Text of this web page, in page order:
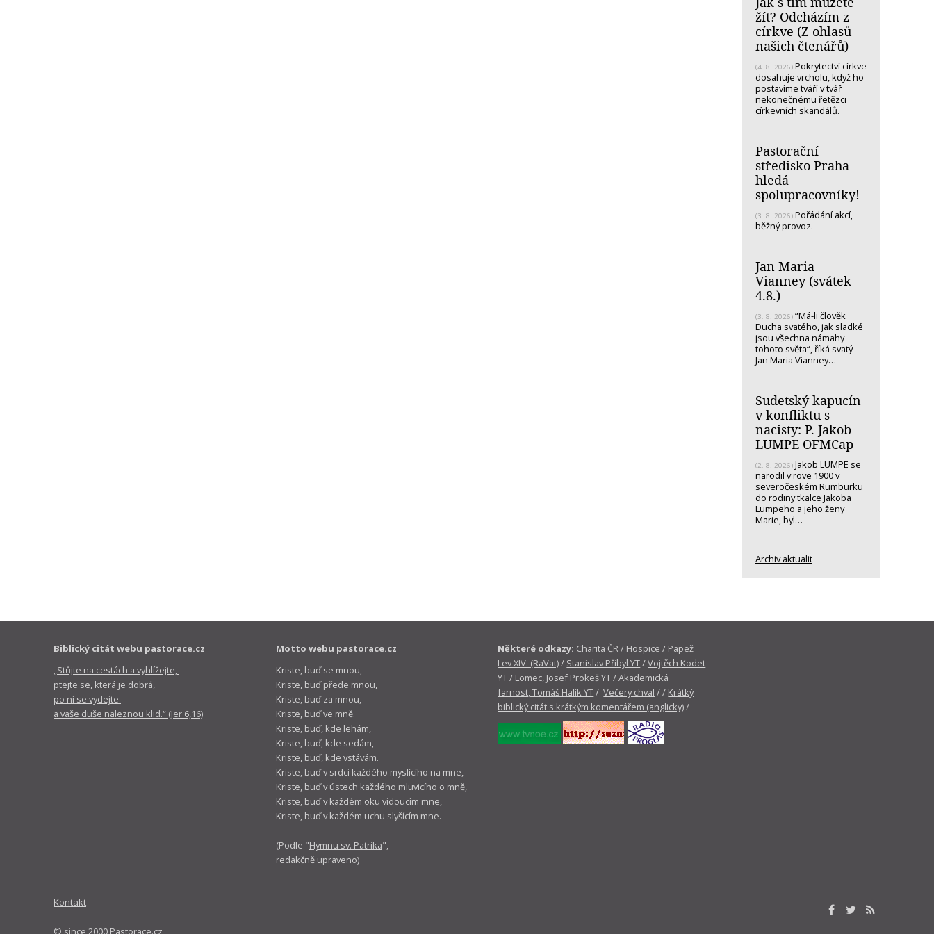
žít? Odcházím z
církve (Z ohlasů
našich čtenářů)
(4. 8. 2026) Pokrytectví církve
dosahuje vrcholu, když ho
postavíme tváří v tvář
nekonečnému řetězci
církevních skandálů.
Pastorační
středisko Praha
hledá
spolupracovníky!
(3. 8. 2026) Pořádání akcí,
běžný provoz.
Jan Maria
Vianney (svátek
4.8.)
(3. 8. 2026) “Má-li člověk
Ducha svatého, jak sladké
jsou všechna námahy
tohoto světa“, říká svatý
Jan Maria Vianney…
Sudetský kapucín
v konfliktu s
nacisty: P. Jakob
LUMPE OFMCap
(2. 8. 2026) Jakob LUMPE se
narodil v rove 1900 v
severočeském Rumburku
do rodiny tkalce Jakoba
Lumpeho a jeho ženy
Marie, byl…
Archiv aktualit
Biblický citát webu pastorace.cz
„Stůjte na cestách a vyhlížejte,
ptejte se, která je dobrá,
po ní se vydejte
a vaše duše naleznou klid.“ (Jer 6,16)
Motto webu pastorace.cz
Kriste, buď se mnou,
Kriste, buď přede mnou,
Kriste, buď za mnou,
Kriste, buď ve mně.
Kriste, buď, kde lehám,
Kriste, buď, kde sedám,
Kriste, buď, kde vstávám.
Kriste, buď v srdci každého myslícího na mne,
Kriste, buď v ústech každého mluvicího o mně,
Kriste, buď v každém oku vidoucím mne,
Kriste, buď v každém uchu slyšícím mne.
(Podle "Hymnu sv. Patrika",
redakčně upraveno)
Některé odkazy: Charita ČR / Hospice / Papež
Lev XIV. (RaVat)/ Stanislav Přibyl YT/Vojtěch Kodet
YT/ Lomec, Josef Prokeš YT/Akademická
farnost, Tomáš Halík YT/Večery chval / / Krátký
biblický citát s krátkým komentářem (anglicky)/
Kontakt
© since 2000 Pastorace.cz